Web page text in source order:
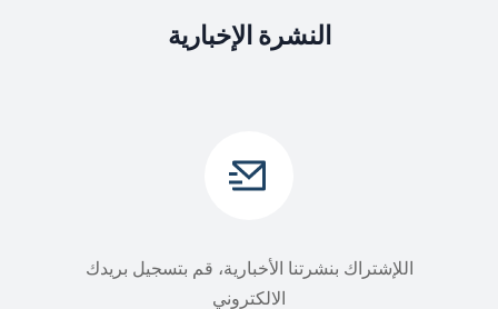
النشرة الإخبارية
اللإشتراك بنشرتنا الأخبارية، قم بتسجيل بريدك
الالكتروني